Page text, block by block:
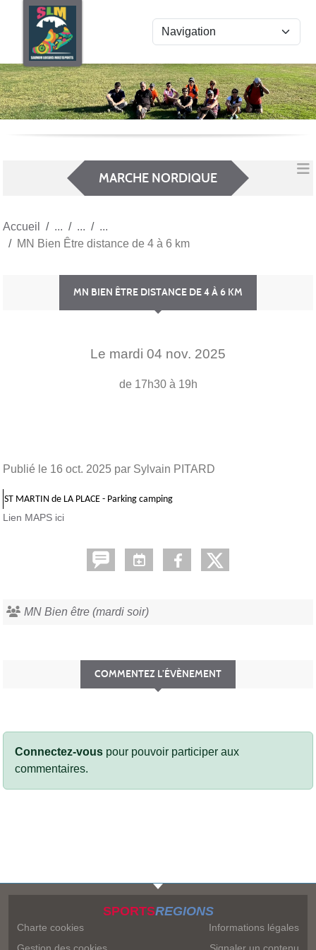
MARCHE NORDIQUE
Accueil
MN Bien Être distance de 4 à 6 km
MN BIEN ÊTRE DISTANCE DE 4 À 6 KM
Le mardi 04 nov. 2025
de 17h30 à 19h
Publié le 16 oct. 2025 par Sylvain PITARD
ST MARTIN de LA PLACE - Parking camping
Lien MAPS ici
MN Bien être (mardi soir)
COMMENTEZ L’ÉVÈNEMENT
Connectez-vous pour pouvoir participer aux
commentaires.
SPORTSREGIONS
Charte cookies
Informations légales
Panneau de gestion des cookies